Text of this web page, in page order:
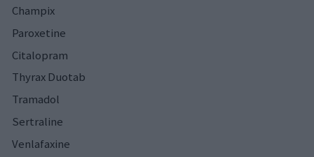
Champix
Paroxetine
Citalopram
Thyrax Duotab
Tramadol
Sertraline
Venlafaxine